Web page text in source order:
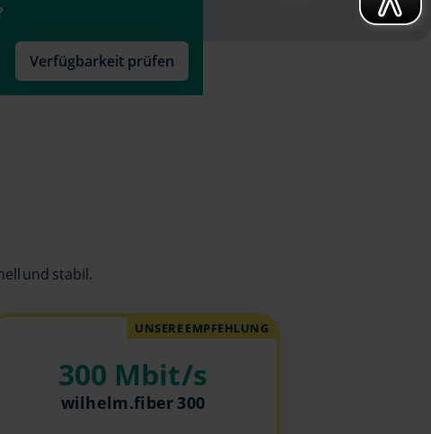
Verfügbarkeit prüfen
und stabil.
UNSERE EMPFEHLUNG
300 Mbit/s
wilhelm.fiber 300